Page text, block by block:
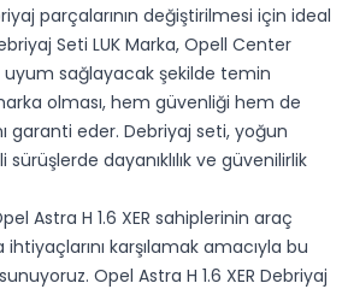
parçalarının değiştirilmesi için ideal
Seti LUK Marka, Opell Center
uyum sağlayacak şekilde temin
olması, hem güvenliği hem de
garanti eder. Debriyaj seti, yoğun
dayanıklılık ve güvenilirlik
Astra H 1.6 XER sahiplerinin araç
karşılamak amacıyla bu
Opel Astra H 1.6 XER Debriyaj